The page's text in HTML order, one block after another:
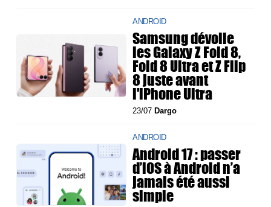
ANDROID
Samsung dévoile
les Galaxy Z Fold 8,
Fold 8 Ultra et Z Flip
8 juste avant
l'iPhone Ultra
23/07Dargo
ANDROID
Android 17 : passer
d’iOS à Android n’a
jamais été aussi
simple